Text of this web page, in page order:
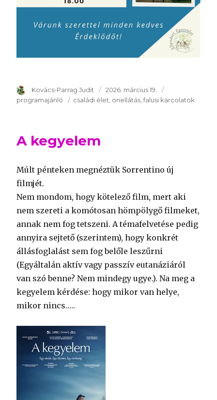
Szerző
Kovács-Parrag Judit Publikálva
2026. március 19.
programajánló
Kulcsszavak
családi élet önellátás falusi karcolatok
A kegyelem
Múlt pénteken megnéztük Sorrentino új
filmjét.
Nem mondom, hogy kötelező film, mert aki
nem szereti a komótosan hömpölygő filmeket,
annak nem fog tetszeni. A témafelvetése pedig
annyira sejtető (szerintem), hogy konkrét
állásfoglalást sem fog belőle leszűrni
(Egyáltalán aktív vagy passzív eutanáziáról
van szó benne? Nem mindegy ugye.). Na meg a
kegyelem kérdése: hogy mikor van helye,
mikor nincs.….